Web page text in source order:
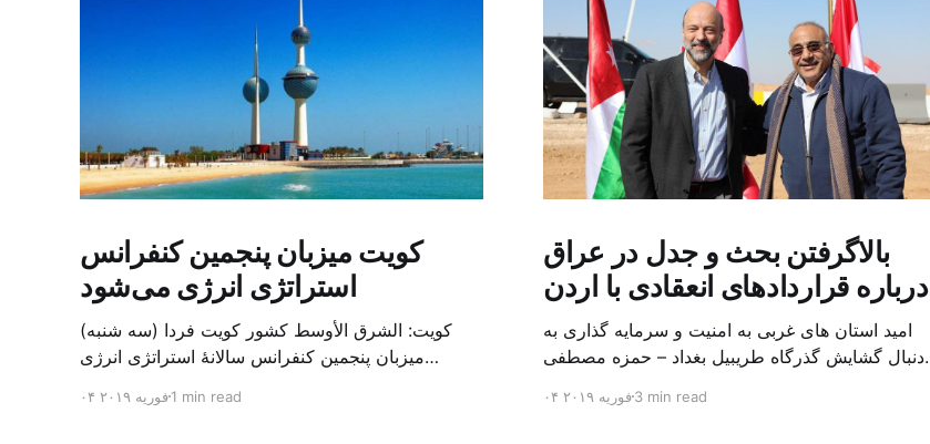
کویت میزبان پنجمین کنفرانس
استراتژی انرژی می‌شود
کویت: الشرق الأوسط کشور کویت فردا (سه شنبه)
میزبان پنجمین کنفرانس سالانهٔ استراتژی انرژی
الشرق الاوسط، حدود ۳۰۰ متخصص از شرکت‌های
۰۴ فوریه ۲۰۱۹1 min read
بالاگرفتن بحث و جدل در عراق
درباره قراردادهای انعقادی با اردن
امید استان های غربی به امنیت و سرمایه گذاری به
دنبال گشایش گذرگاه طریبیل بغداد – حمزه مصطفی
طریبیل توسط عادل عبد المهدی نخست وزیر عراق و
۰۴ فوریه ۲۰۱۹3 min read